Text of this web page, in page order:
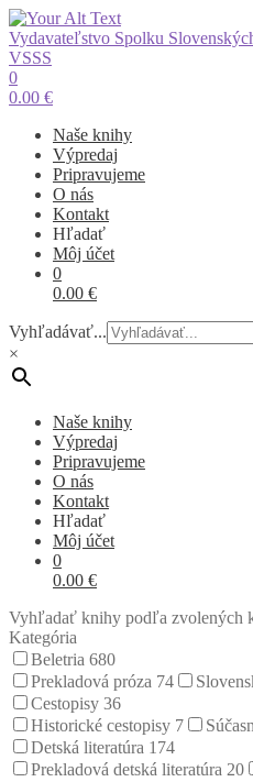
Vydavateľstvo Spolku
VSSS
0
0.00 €
Naše knihy
Výpredaj
Pripravujeme
O nás
Kontakt
Hľadať
Môj účet
0
0.00 €
Vyhľadávať...
×
Naše knihy
Výpredaj
Pripravujeme
O nás
Kontakt
Hľadať
Môj účet
0
0.00 €
Vyhľadať knihy podľa zvolených
Kategória
Beletria 680
Prekladová próza 74
Cestopisy 36
Historické cestopisy 7
Detská literatúra 174
Prekladová detská literatúra 20